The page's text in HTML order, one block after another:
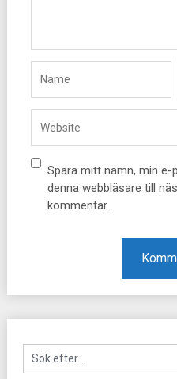
Spara mitt namn, min
denna webbläsare till
kommentar.